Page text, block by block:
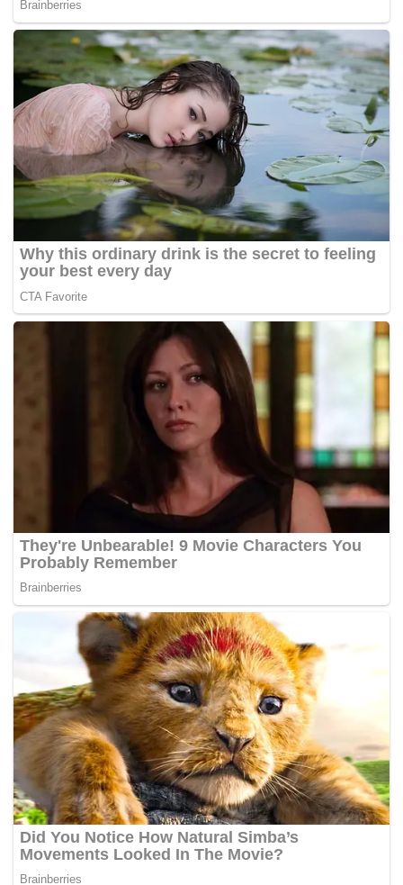
KPDNKK turut menerima enam aduan daripada pengguna
berhubung isu ayam yang didakwa dijual pada harga
RM10 hingga RM13 sekilogram di Pasar Besar Kuantan
dan pasar sekitar Balok di sini, katanya.
Sharuddin juga menolak kemungkinan harga ayam di
negeri ini meningkat ekoran wabak bronkitis berjangkit (IB)
kerana setakat ini Jabatan Perkhidmatan Veterinar negeri
masih belum mengesahkan kewujudan wabak itu di negeri
Bagaimanapun, untuk mendapatkan penjelasan lanjut
daripada pemborong, Sharuddin berkata KPDNKK telah
mengeluarkan notis meminta penjelasan mereka mengikut
Seksyen 21 Akta Kawalan Harga dan Antipencatutan 2011.
“Mereka perlu memberi penjelasan dalam tempoh tujuh
hari dan ia akan membantu KPDNKK dalam membuat
siasatan lebih lanjut mengenai kenaikan harga ayam.
“Jika benar kenaikan berlaku di peringkat penternak,
maka kita akan meminta penjelasan mereka pula,”
katanya. – BERNAMA
Tags: ayam KPDNKK